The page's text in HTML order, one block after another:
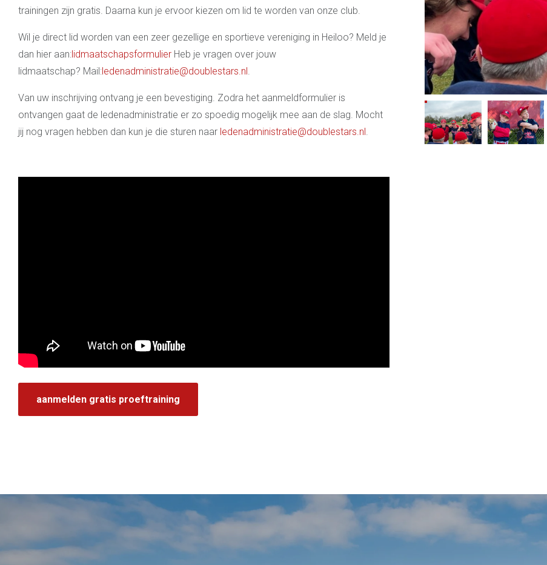
trainingen zijn gratis. Daarna kun je ervoor kiezen om lid te worden van onze club.
Wil je direct lid worden van een zeer gezellige en sportieve vereniging in Heiloo? Meld je
dan hier aan:lidmaatschapsformulier Heb je vragen over jouw
lidmaatschap? Mail:ledenadministratie@doublestars.nl.
Van uw inschrijving ontvang je een bevestiging. Zodra het aanmeldformulier is
ontvangen gaat de ledenadministratie er zo spoedig mogelijk mee aan de slag. Mocht
jij nog vragen hebben dan kun je die sturen naar ledenadministratie@doublestars.nl.
aanmelden gratis proeftraining